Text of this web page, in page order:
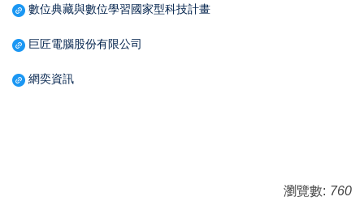
數位典藏與數位學習國家型科技計畫
巨匠電腦股份有限公司
網奕資訊
瀏覽數: 760